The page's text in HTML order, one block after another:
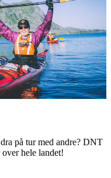
på tur med andre? DNT
hele landet!